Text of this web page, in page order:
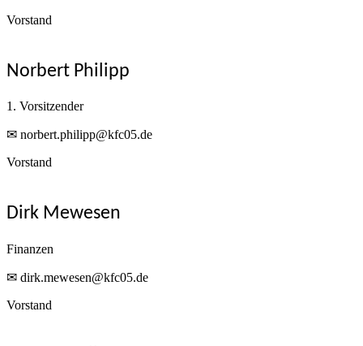
Vorstand
Norbert Philipp
1. Vorsitzender
✉ norbert.philipp@kfc05.de
Vorstand
Dirk Mewesen
Finanzen
✉ dirk.mewesen@kfc05.de
Vorstand